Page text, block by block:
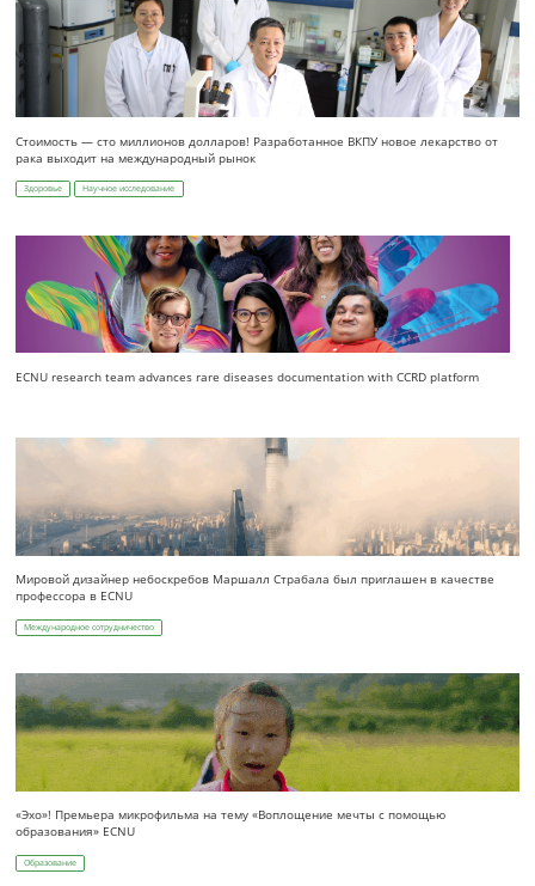
Стоимость — сто миллионов долларов! Разработанное ВКПУ новое лекарство от
рака выходит на международный рынок
Здоровье Научное исследование
ECNU research team advances rare diseases documentation with CCRD platform
Мировой дизайнер небоскребов Маршалл Страбала был приглашен в качестве
Международное сотрудничество
«Эхо»! Премьера микрофильма на тему «Воплощение мечты с помощью
образования» ECNU
Образование